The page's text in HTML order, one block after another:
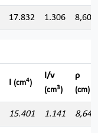
17.832 1.306 8,601
I (cm4)
I/v
(cm3)
ρ
(cm)
15.401 1.141 8,644